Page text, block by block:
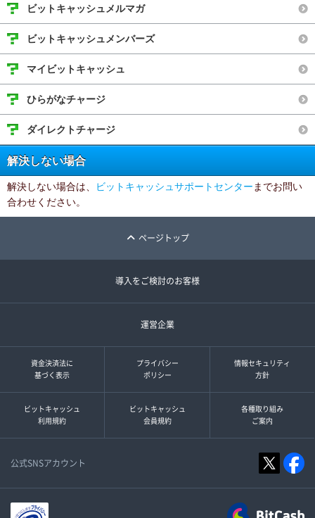
ビットキャッシュメルマガ
ビットキャッシュメンバーズ
マイビットキャッシュ
ひらがなチャージ
ダイレクトチャージ
解決しない場合
解決しない場合は、 ビットキャッシュサポートセンター までお問い
合わせください。
ページトップ
導入をご検討のお客様
運営企業
資金決済法に
基づく表示
プライバシー
ポリシー
情報セキュリティ
方針
ビットキャッシュ
利用規約
ビットキャッシュ
会員規約
各種取り組み
ご案内
公式SNSアカウント